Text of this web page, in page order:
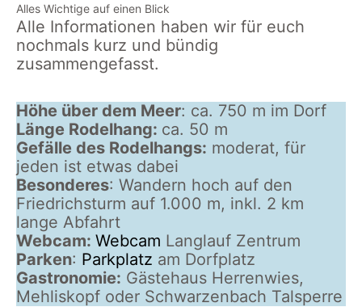
Alles Wichtige auf einen Blick
Alle Informationen haben wir für euch
nochmals kurz und bündig
zusammengefasst.
Höhe über dem Meer: ca. 750 m im Dorf
Länge Rodelhang: ca. 50 m
Gefälle des Rodelhangs: moderat, für
jeden ist etwas dabei
Besonderes: Wandern hoch auf den
Friedrichsturm auf 1.000 m, inkl. 2 km
lange Abfahrt
Webcam: Webcam Langlauf Zentrum
Parken: Parkplatz am Dorfplatz
Gastronomie: Gästehaus Herrenwies,
Mehliskopf oder Schwarzenbach Talsperre